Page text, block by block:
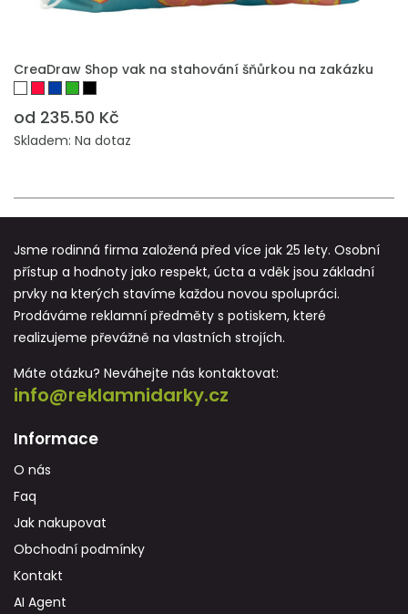
PŘIDAT DO POPTÁVKY
CreaDraw Shop vak na stahování šňůrkou na zakázku
od 235.50 Kč
Skladem: Na dotaz
Jsme rodinná firma založená před více jak 25 lety. Osobní
přístup a hodnoty jako respekt, úcta a vděk jsou základní
prvky na kterých stavíme každou novou spolupráci.
Prodáváme reklamní předměty s potiskem, které
realizujeme převážně na vlastních strojích.
Máte otázku? Neváhejte nás kontaktovat:
info@reklamnidarky.cz
Informace
O nás
Faq
Jak nakupovat
Obchodní podmínky
Kontakt
AI Agent